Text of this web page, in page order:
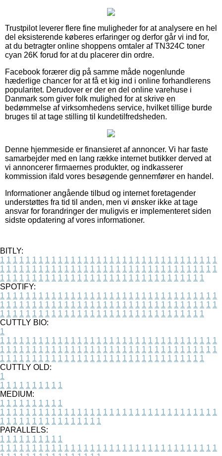
Trustpilot leverer flere fine muligheder for at analysere en hel
del eksisterende køberes erfaringer og derfor går vi ind for,
at du betragter online shoppens omtaler af TN324C toner
cyan 26K forud for at du placerer din ordre.
Facebook forærer dig på samme måde nogenlunde
hæderlige chancer for at få et kig ind i online forhandlerens
popularitet. Derudover er der en del online varehuse i
Danmark som giver folk mulighed for at skrive en
bedømmelse af virksomhedens service, hvilket tillige burde
bruges til at tage stilling til kundetilfredsheden.
Denne hjemmeside er finansieret af annoncer. Vi har faste
samarbejder med en lang række internet butikker derved at
vi annoncerer firmaernes produkter, og indkasserer
kommission ifald vores besøgende gennemfører en handel.
Informationer angående tilbud og internet foretagender
understøttes fra tid til anden, men vi ønsker ikke at tage
ansvar for forandringer der muligvis er implementeret siden
sidste opdatering af vores informationer.
BITLY:
1 1 1 1 1 1 1 1 1 1 1 1 1 1 1 1 1 1 1 1 1 1 1 1 1 1 1 1 1 1 1 1 1 1
1 1 1 1 1 1 1 1 1 1 1 1 1 1 1 1 1 1 1 1 1 1 1 1 1 1 1 1 1 1 1 1 1 1
1 1 1 1 1 1 1 1 1 1 1 1 1 1 1 1 1 1 1 1 1 1 1 1 1 1 1 1 1 1 1 1
SPOTIFY:
1 1 1 1 1 1 1 1 1 1 1 1 1 1 1 1 1 1 1 1 1 1 1 1 1 1 1 1 1 1 1 1 1 1
1 1 1 1 1 1 1 1 1 1 1 1 1 1 1 1 1 1 1 1 1 1 1 1 1 1 1 1 1 1 1 1 1 1
1 1 1 1 1 1 1 1 1 1 1 1 1 1 1 1 1 1 1 1 1 1 1 1 1 1 1 1 1 1 1 1
CUTTLY BIO:
1
1 1 1 1 1 1 1 1 1 1 1 1 1 1 1 1 1 1 1 1 1 1 1 1 1 1 1 1 1 1 1 1 1 1
1 1 1 1 1 1 1 1 1 1 1 1 1 1 1 1 1 1 1 1 1 1 1 1 1 1 1 1 1 1 1 1 1 1
1 1 1 1 1 1 1 1 1 1 1 1 1 1 1 1 1 1 1 1 1 1 1 1 1 1 1 1 1 1 1 1
CUTTLY OLD:
1
1 1 1 1 1 1 1 1 1 1
MEDIUM:
1 1 1 1 1 1 1 1 1 1
1 1 1 1 1 1 1 1 1 1 1 1 1 1 1 1 1 1 1 1 1 1 1 1 1 1 1 1 1 1 1 1 1 1
1 1 1 1 1 1 1 1 1 1 1 1 1 1 1 1
PARALLELS:
1 1 1 1 1 1 1 1 1 1
1 1 1 1 1 1 1 1 1 1 1 1 1 1 1 1 1 1 1 1 1 1 1 1 1 1 1 1 1 1 1 1 1 1